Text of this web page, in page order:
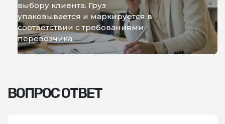
выбору клиента. Груз
упаковывается и маркируется в
соответствии с требованиями
перевозчика.
ВОПРОС ОТВЕТ